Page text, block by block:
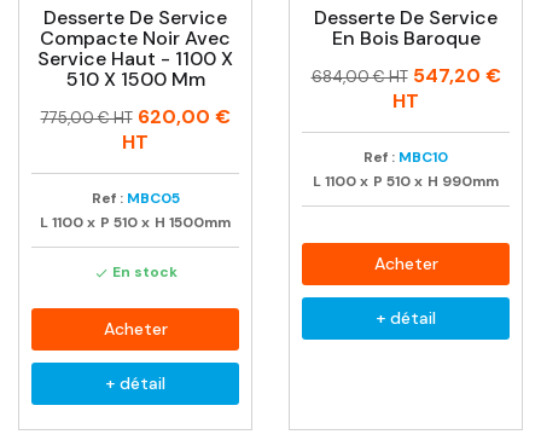
Desserte De Service
Compacte Noir Avec
Service Haut - 1100 X
510 X 1500 Mm
Prix
Prix
775,00 € HT 620,00 €
HT
Ref : MBC05
L1100x P 510x H 1500mm
 En stock
Acheter
+ détail
Desserte De Service
En Bois Baroque
Prix
Prix
684,00 € HT 547,20 €
HT
Ref : MBC10
L1100x P 510x H 990mm
Acheter
+ détail